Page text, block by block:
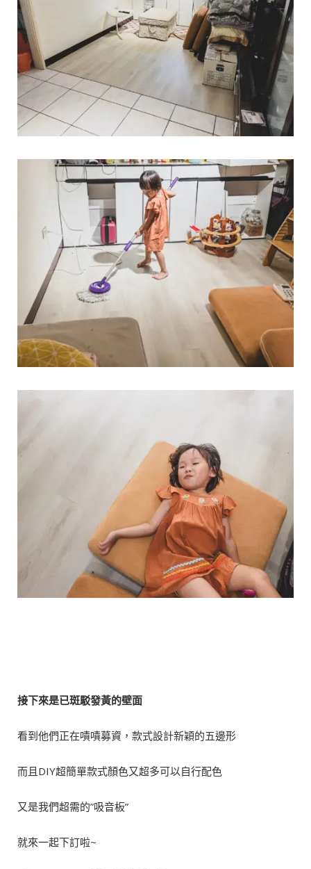
接下來是已斑駁發黃的壁面
看到他們正在嘖嘖募資，款式設計新穎的五邊形
而且DIY超簡單款式顏色又超多可以自行配色
又是我們超需的”吸音板”
就來一起下訂啦~